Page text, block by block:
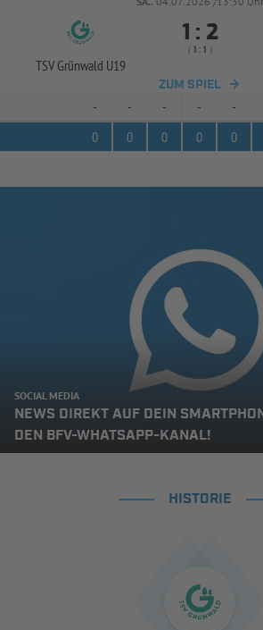
TSV Grünwald U19
 : 
(  :  )
ZUM SPIEL
- - - - -
0
0 0 0 0
SOCIAL MEDIA
NEWS DIREKT AUF DEIN
DEN BFV-WHATSAPP-KANAL!
HISTORIE